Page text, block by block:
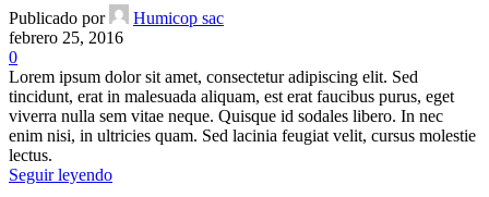
Publicado por
Humicop sac
febrero 25, 2016
0
Lorem ipsum dolor sit amet, consectetur adipiscing elit. Sed
tincidunt, erat in malesuada aliquam, est erat faucibus purus, eget
viverra nulla sem vitae neque. Quisque id sodales libero. In nec
enim nisi, in ultricies quam. Sed lacinia feugiat velit, cursus molestie
lectus.
Seguir leyendo